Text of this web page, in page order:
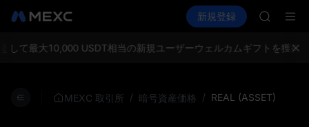
現物 先物取引
新規登録
HFT
UNITREE
ロックア
して最大10,000 USDT相当の新規ユーザーウェルカムギフトを獲得し
MEXC 取引所 / 暗号資産価格 / REAL (ASSET)